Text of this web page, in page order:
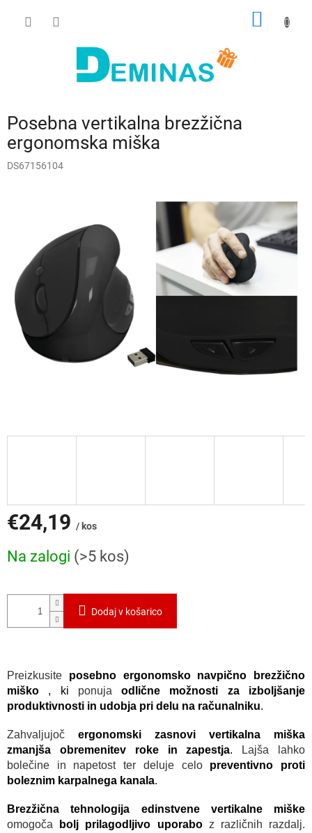
Posebna vertikalna brezžična
ergonomska miška
DS67156104
€24,19 / kos
mere:
Na zalogi (>5 kos)
Dodaj v košarico
Preizkusite posebno ergonomsko navpično brezžično
miško , ki ponujaodlične možnosti za izboljšanje
produktivnosti in udobja pri delu na računalniku.
Zahvaljujoč ergonomski zasnovi vertikalna miška
zmanjša obremenitev roke in zapestja.
Lajša lahko
bolečine in napetost ter deluje celo preventivno proti
boleznim karpalnega kanala.
Brezžična tehnologija edinstvene vertikalne miške
omogoča
bolj prilagodljivo uporabo z različnih razdalj.